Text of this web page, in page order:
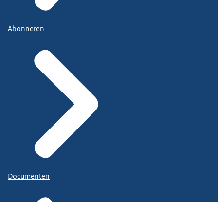
Abonneren
Documenten